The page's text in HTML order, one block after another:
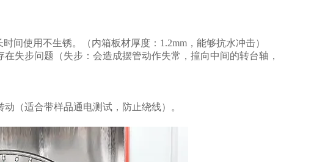
间使用不生锈。（内箱板材厚度：1.2mm，能够抗水冲击）
失步问题（失步：会造成摆管动作失常，撞向中间的转台轴，
（适合带样品通电测试，防止绕线）。